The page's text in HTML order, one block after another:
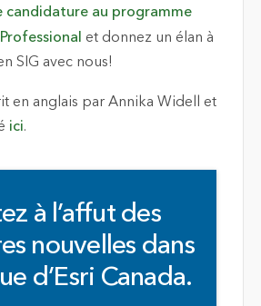
candidature au programme
et donnez un élan à
SIG avec nous!
en anglais par Annika Widell et
ici.
à l’affut des
nouvelles dans
d’Esri Canada.